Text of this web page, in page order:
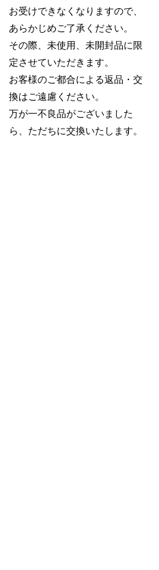
お受けできなくなりますので、
あらかじめご了承ください。
その際、未使用、未開封品に限
定させていただきます。
お客様のご都合による返品・交
換はご遠慮ください。
万が一不良品がございました
ら、ただちに交換いたします。